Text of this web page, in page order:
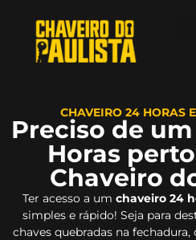
CHAVEIRO 24 HORAS
Preciso de
Horas
Chaveiro
Ter acesso a um chaveiro 24
simples e rápido! Seja para
chaves quebradas na